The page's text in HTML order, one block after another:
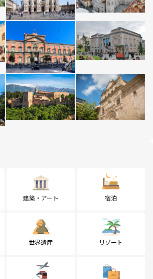
建築・アート 宿泊
世界遺産 リゾート